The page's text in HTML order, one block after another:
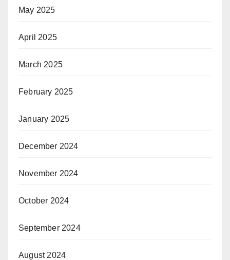
May 2025
April 2025
March 2025
February 2025
January 2025
December 2024
November 2024
October 2024
September 2024
August 2024